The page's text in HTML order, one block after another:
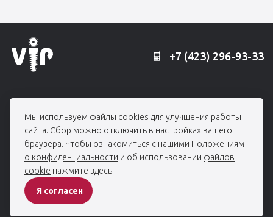
Мы используем файлы cookies для улучшения работы
сайта. Сбор можно отключить в настройках вашего
браузера. Чтобы ознакомиться с нашими Положениям
о конфиденциальности и об использовании файлов
cookie нажмите здесь
Я согласен
+7 (423) 296-93-33
© 2006 — 2026, Профессорская клиника Едранова
При использовании материалов гиперссылка на edranov.ru обязательна.
Все права защищены
ПОЛИТИКА КОНФИДЕНЦИАЛЬНОСТИ
Разработка сайта -студия House